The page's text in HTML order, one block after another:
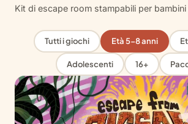
Kit di escape room stampabili per bambini
Tutti i giochi Età 5-8 anni
Adolescenti 16+